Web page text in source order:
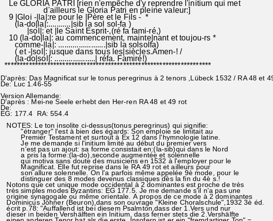
Le GLORIA PATRI [rien n'empêche d'y reprendre l'initium qui met
d'ailleurs le Gloria Patri en pleine valeur:]
9 |Gloi -|la|:re pour le |Père et le Fils - *
(la-do|la|:...........|sib la sol sol-fa )
|sol|: et |le Saint Esprit-,(ré fa fami-ré,)
10 (la-do|la|: au commencement, mainte|nant et toujou-rs *
comme-|la|: .......................|sib la solsolfa)
( et -|sol|: jusque dans tous les|siècles.Amen-! /
(la-do|sol|: ....................| réfa. Famiré!)
********************************************************************
D'après: Das Magnificat sur le tonus peregrinus à 2 tenors ,Lübeck 1532 / RA 48 et
De: Luc 1.46-55
Version Allemande:
D'après : Mei-ne Seele erhebt den Her-ren RA 48 et 49 rot
De:
EG: 177.4 RA: 554.4
NOTES: Le ton insolite ci-dessus(tonus peregrinus) qui signifie:
"étranger" l'est à bien des égards: Son emploie se limitait au
Premier Testament et surtout à Ex 12 dans l'hymnologie latine.
Je me demande si l'initium limité au début du premier vers
n'est pas un ajout: sa forme consistait en:(la-sib)qui dans le Nord
a pris la forme:(la-do),seconde augmentée et solennelle
qui motiva sans doute des musiciens en 1532 à l'employer pour le
Magnificat. Elle fut reprise dans le RA 49 rot et ailleurs pour
son allure solennelle. On l'a parfois même appelée 9è mode, pour le
distinguer des 8 modes devenus classiques dès la fin du 4è s.!
Notons que cet unique mode occidental à 2 dominantes est proche de très
très simples modes Byzantins: EG 177.5. Je me demande s'il n'a pas une
origine synagogale ou même orientale. A propos de ce mode à 2 dominantes
Dominicus Johner (Beuron),dans son ouvrage "Kleine Choralschule",1932 3è éd.
écrit p.78: "Auffallend ist bei diesem Psalmton,dass der 1.Vers und nur
dieser in beiden Vershälften ein Initium, dass ferner stets die 2.Vershälfte